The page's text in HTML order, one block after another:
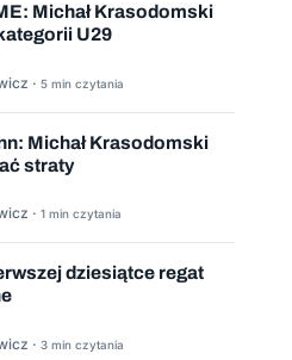
Michał Krasodomski
U29
· 5 min czytania
Michał Krasodomski
straty
· 1 min czytania
dziesiątce regat
· 3 min czytania